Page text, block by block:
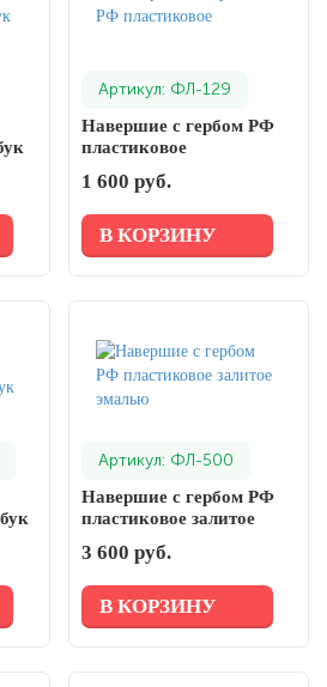
Артикул: ФЛ-129
Навершие с гербом РФ
пластиковое
1 600 руб.
В КОРЗИНУ
Артикул: ФЛ-500
Навершие с гербом РФ
пластиковое залитое
3 600 руб.
В КОРЗИНУ